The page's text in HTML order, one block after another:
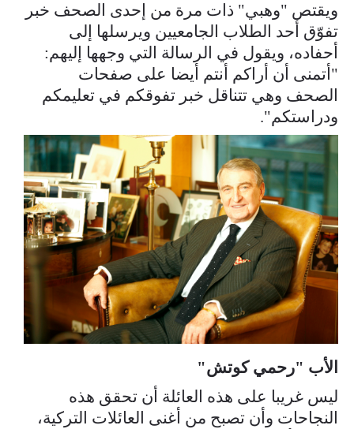
ويقتص "وهبي" ذات مرة من إحدى الصحف خبر
تفوّق أحد الطلاب الجامعيين ويرسلها إلى
أحفاده، ويقول في الرسالة التي وجهها إليهم:
"أتمنى أن أراكم أنتم أيضا على صفحات
الصحف وهي تتناقل خبر تفوقكم في تعليمكم
ودراستكم".
الأب "رحمي كوتش"
ليس غريبا على هذه العائلة أن تحقق هذه
النجاحات وأن تصبح من أغنى العائلات التركية،